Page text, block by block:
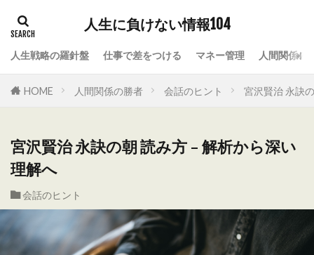
人生に負けない情報104
人生戦略の羅針盤 仕事で差をつける マネー管理 人間関係の
HOME 人間関係の勝者 会話のヒント 宮沢賢治 永訣
宮沢賢治 永訣の朝 読み方 – 解析から深い
理解へ
会話のヒント